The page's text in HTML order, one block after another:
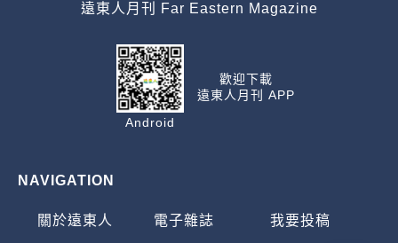
遠東人月刊 Far Eastern Magazine
Android
歡迎下載
遠東人月刊 APP
NAVIGATION
關於遠東人 電子雜誌 我要投稿